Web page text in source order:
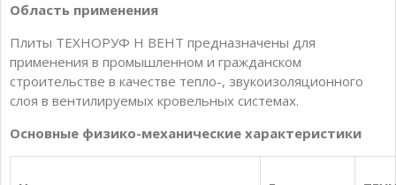
Область применения
Плиты ТЕХНОРУФ Н ВЕНТ предназначены для
применения в промышленном и гражданском
строительстве в качестве тепло-, звукоизоляционного
слоя в вентилируемых кровельных системах.
Основные физико-механические характеристики